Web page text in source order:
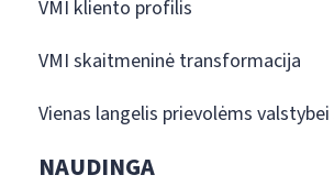
VMI kliento profilis
VMI skaitmeninė transformacija
Vienas langelis prievolėms
NAUDINGA